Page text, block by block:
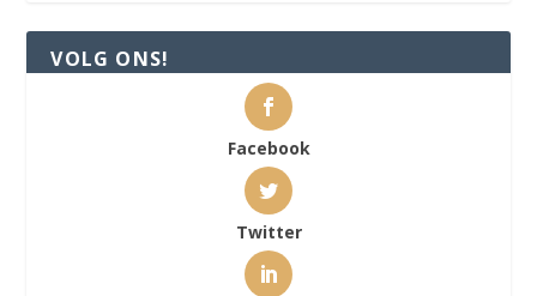
VOLG ONS!
Facebook
Twitter